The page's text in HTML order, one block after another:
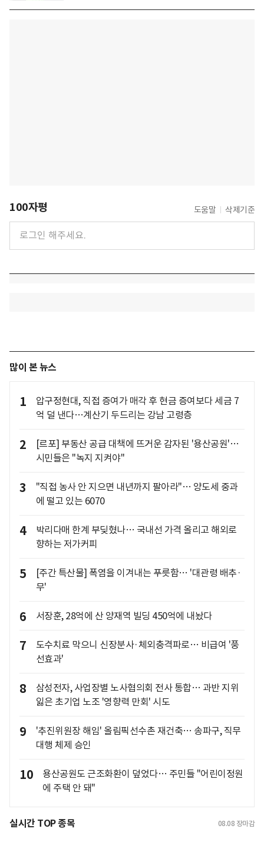
100자평 도움말 삭제기준
많이 본 뉴스
1
압구정현대, 직접 증여가 매각 후 현금 증여보다 세금 7
억 덜 낸다…계산기 두드리는 강남 고령층
2
[르포] 부동산 공급 대책에 뜨거운 감자된 '용산공원'…
시민들은 "녹지 지켜야"
3
"직접 농사 안 지으면 내년까지 팔아라"… 양도세 중과
에 떨고 있는 6070
4
박리다매 한계 부딪혔나… 국내선 가격 올리고 해외로
향하는 저가커피
5
[주간 특산물] 폭염을 이겨내는 푸릇함… '대관령 배추·
무'
6 서장훈, 28억에 산 양재역 빌딩 450억에 내놨다
7
도수치료 막으니 신장분사·체외충격파로… 비급여 '풍
선효과'
8
삼성전자, 사업장별 노사협의회 전사 통합… 과반 지위
잃은 초기업 노조 '영향력 만회' 시도
9
'추진위원장 해임' 올림픽선수촌 재건축… 송파구, 직무
대행 체제 승인
10
용산공원도 근조화환이 덮었다… 주민들 "어린이정원
에 주택 안 돼"
실시간 TOP 종목 08.08 장마감